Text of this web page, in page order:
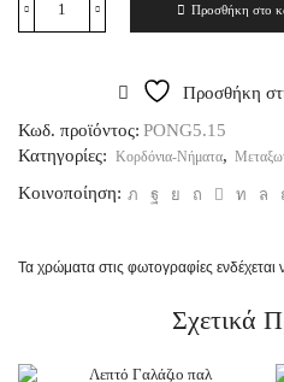
Προσθήκη στο
Προσθήκη
Κωδ. προϊόντος: PONG5.15
Κατηγορίες: Κορδόνια-Νήματα,
Κοινοποίηση:
Τα χρώματα στις φωτογραφίες
Σχετικά